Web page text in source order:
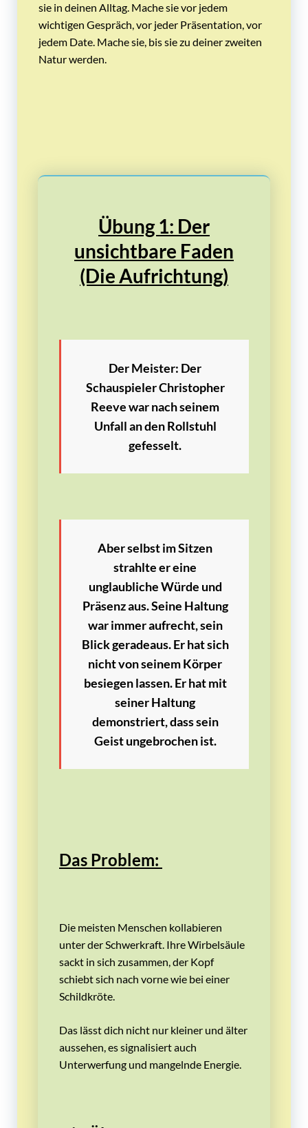
sie in deinen Alltag. Mache sie vor jedem
wichtigen Gespräch, vor jeder Präsentation, vor
jedem Date. Mache sie, bis sie zu deiner zweiten
Natur werden.
Übung 1: Der
unsichtbare Faden
(Die Aufrichtung)
Der Meister: Der
SchauspielerChristopher
Reevewar nach seinem
Unfall an den Rollstuhl
gefesselt.
Aber selbst im Sitzen
strahlte er eine
unglaubliche Würde und
Präsenz aus. Seine Haltung
war immer aufrecht, sein
Blick geradeaus. Er hat sich
nicht von seinem Körper
besiegen lassen. Er hat mit
seiner Haltung
demonstriert, dass sein
Geist ungebrochen ist.
Das Problem:
Die meisten Menschen kollabieren
unter der Schwerkraft. Ihre Wirbelsäule
sackt in sich zusammen, der Kopf
schiebt sich nach vorne wie bei einer
Schildkröte.
Das lässt dich nicht nur kleiner und älter
aussehen, es signalisiert auch
Unterwerfung und mangelnde Energie.